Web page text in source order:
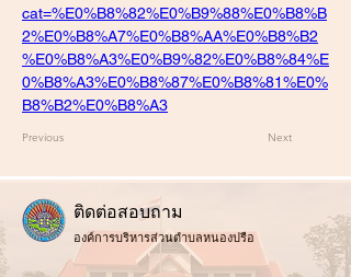
cat=%E0%B8%82%E0%B9%88%E0%B8%B
2%E0%B8%A7%E0%B8%AA%E0%B8%B2
%E0%B8%A3%E0%B9%82%E0%B8%84%E
0%B8%A3%E0%B8%87%E0%B8%81%E0%
B8%B2%E0%B8%A3
Previous Next
ติดต่อสอบถาม
องค์การบริหารส่วนตำบลหนองปรือ